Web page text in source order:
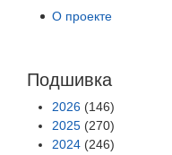
О проекте
Подшивка
2026 (146)
2025 (270)
2024 (246)